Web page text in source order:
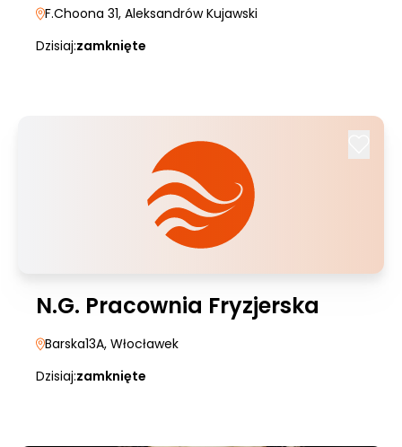
F.Choona 31, Aleksandrów Kujawski
Dzisiaj:zamknięte
N.G. Pracownia Fryzjerska
Barska13A, Włocławek
Dzisiaj:zamknięte